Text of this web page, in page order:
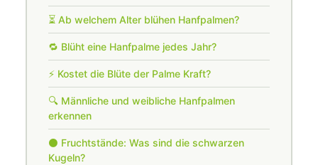
⏳ Ab welchem Alter blühen Hanfpalmen?
🔁 Blüht eine Hanfpalme jedes Jahr?
⚡ Kostet die Blüte der Palme Kraft?
🔍 Männliche und weibliche Hanfpalmen
erkennen
⚫ Fruchtstände: Was sind die schwarzen
Kugeln?